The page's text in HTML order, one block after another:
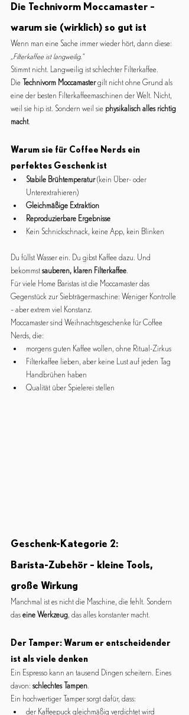
Die Technivorm Moccamaster –
warum sie (wirklich) so gut ist
Wenn man eine Sache immer wieder hört, dann diese:
„Filterkaffee ist langweilig.“
Stimmt nicht. Langweilig ist schlechter Filterkaffee.
Die Technivorm Moccamaster gilt nicht ohne Grund als
eine der besten Filterkaffeemaschinen der Welt. Nicht,
weil sie hip ist. Sondern weil sie physikalisch alles richtig
macht.
Warum sie für Coffee Nerds ein
perfektes Geschenk ist
Stabile Brühtemperatur (kein Über- oder
Unterextrahieren)
Gleichmäßige Extraktion
Reproduzierbare Ergebnisse
Kein Schnickschnack, keine App, kein Blinken
Du füllst Wasser ein. Du gibst Kaffee dazu. Und
bekommst sauberen, klaren Filterkaffee.
Für viele Home Baristas ist die Moccamaster das
Gegenstück zur Siebträgermaschine: Weniger Kontrolle
– aber extrem viel Konstanz.
Moccamaster sind Weihnachtsgeschenke für Coffee
Nerds, die:
morgens guten Kaffee wollen, ohne Ritual-Zirkus
Filterkaffee lieben, aber keine Lust auf jeden Tag
Handbrühen haben
Qualität über Spielerei stellen
Geschenk-Kategorie 2:
Barista-Zubehör – kleine Tools,
große Wirkung
Manchmal ist es nicht die Maschine, die fehlt. Sondern
das eine Werkzeug, das alles konstanter macht.
Der Tamper: Warum er entscheidender
ist als viele denken
Ein Espresso kann an tausend Dingen scheitern. Eines
davon: schlechtes Tampen.
Ein hochwertiger Tamper sorgt dafür, dass:
der Kaffeepuck gleichmäßig verdichtet wird